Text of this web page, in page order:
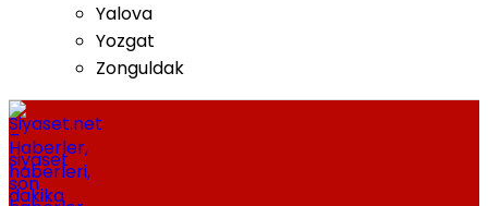
Yalova
Yozgat
Zonguldak